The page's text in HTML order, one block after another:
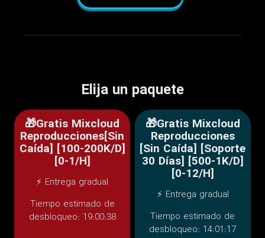
Elija un paquete
🎁Gratis Mixcloud
Reproducciones[Sin
Caída] [100-200K/D]
[0-1/H]
⚡ Entrega gradual
Tiempo estimado de
desbloqueo: 19:00:38
🎁Gratis Mixcloud
Reproducciones
[Sin Caída] [Soporte
30 Días] [500-1K/D]
[0-12/H]
⚡ Entrega gradual
Tiempo estimado de
desbloqueo: 14:01:17